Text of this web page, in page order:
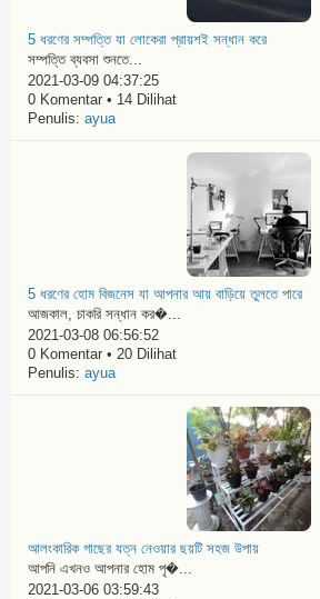
5 ধরণের সম্পত্তি যা লোকেরা প্রায়শই সন্ধান করে
সম্পত্তি ব্যবসা শুনতে...
2021-03-09 04:37:25
0 Komentar • 14 Dilihat
Penulis: ayua
5 ধরণের হোম বিজনেস যা আপনার আয় বাড়িয়ে তুলতে পারে
আজকাল, চাকরি সন্ধান কর�...
2021-03-08 06:56:52
0 Komentar • 20 Dilihat
Penulis: ayua
আলংকারিক গাছের যত্ন নেওয়ার ছয়টি সহজ উপায়
আপনি এখনও আপনার হোম পৃ�...
2021-03-06 03:59:43